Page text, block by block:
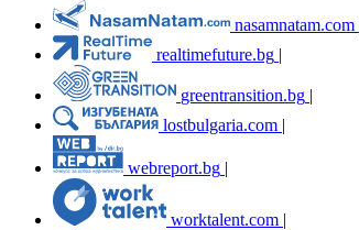
nasamnatam.com
realtimefuture.bg |
greentransition.bg |
lostbulgaria.com |
webreport.bg
worktalent.com |